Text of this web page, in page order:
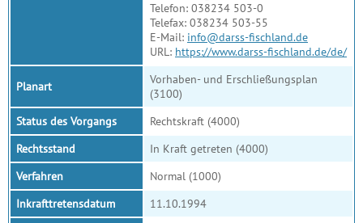
Telefon: 038234 503-0
Telefax: 038234 503-55
E-Mail: info@darss-fischland.de
URL: https://www.darss-fischland.de/de/
Planart
Vorhaben- und Erschließungsplan
(3100)
Status des Vorgangs
Rechtskraft (4000)
Rechtsstand
In Kraft getreten (4000)
Verfahren
Normal (1000)
Inkrafttretensdatum
11.10.1994